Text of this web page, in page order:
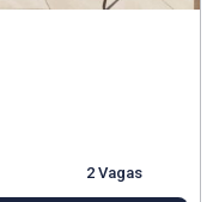
2 Vagas